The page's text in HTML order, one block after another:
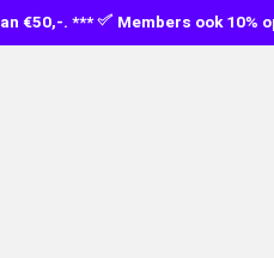
€50,-. *** Members ook 10%